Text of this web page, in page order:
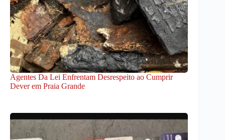
Agentes Da Lei Enfrentam Desrespeito ao Cumprir
Dever em Praia Grande